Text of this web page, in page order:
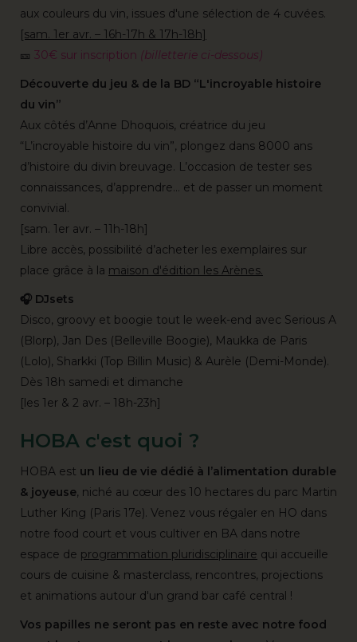
aux couleurs du vin, issues d'une sélection de 4 cuvées.
[sam. 1er avr. – 16h-17h & 17h-18h]
🎫 30€ sur inscription (billetterie ci-dessous)
Découverte du jeu & de la BD “L'incroyable histoire
du vin”
Aux côtés d’Anne Dhoquois, créatrice du jeu
“L’incroyable histoire du vin”, plongez dans 8000 ans
d’histoire du divin breuvage. L’occasion de tester ses
connaissances, d’apprendre… et de passer un moment
convivial.
[sam. 1er avr. – 11h-18h]
Libre accès, possibilité d’acheter les exemplaires sur
place grâce à la maison d'édition les Arènes.
🎧 DJsets
Disco, groovy et boogie tout le week-end avec Serious A
(Blorp), Jan Des (Belleville Boogie), Maukka de Paris
(Lolo), Sharkki (Top Billin Music) & Aurèle (Demi-Monde).
Dès 18h samedi et dimanche
[les 1er & 2 avr. – 18h-23h]
HOBA c'est quoi ?
HOBA est un lieu de vie dédié à l’alimentation durable
& joyeuse, niché au cœur des 10 hectares du parc Martin
Luther King (Paris 17e). Venez vous régaler en HO dans
notre food court et vous cultiver en BA dans notre
espace de programmation pluridisciplinaire qui accueille
cours de cuisine & masterclass, rencontres, projections
et animations autour d'un grand bar café central !
Vos papilles ne seront pas en reste avec notre food